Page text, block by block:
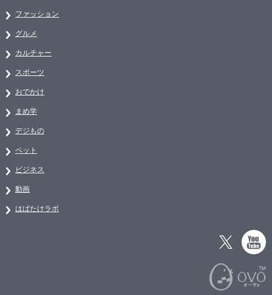
ファッション
グルメ
カルチャー
スポーツ
おでかけ
まめ学
デジもの
ペット
ビジネス
動画
はばたけラボ